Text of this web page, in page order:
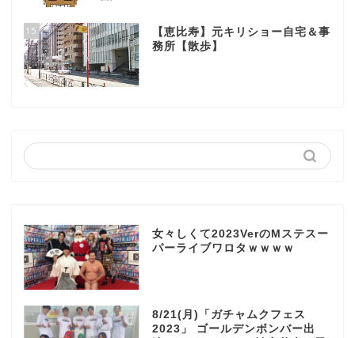
15
【恵比寿】元キリショー自宅＆事
務所【散歩】
女々しくて2023VerのMステスー
パーライブワロタｗｗｗｗ
8/21(月)「ガチャムクフェス
2023」 ゴールデンボンバー出